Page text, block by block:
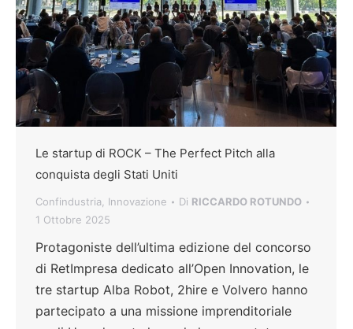
Le startup di ROCK – The Perfect Pitch alla
conquista degli Stati Uniti
Confindustria Innovazione Di RICCARDO ROTUNDO
1 Ottobre 2025
Protagoniste dell’ultima edizione del concorso
di RetImpresa dedicato all’Open Innovation, le
tre startup Alba Robot, 2hire e Volvero hanno
partecipato a una missione imprenditoriale